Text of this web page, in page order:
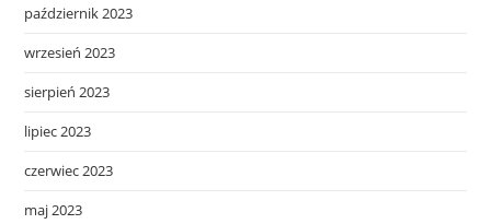
październik 2023
wrzesień 2023
sierpień 2023
lipiec 2023
czerwiec 2023
maj 2023